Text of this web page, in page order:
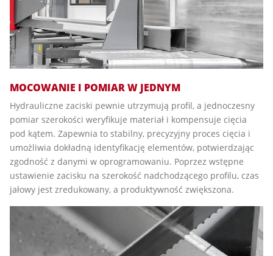
MOCOWANIE I POMIAR W JEDNYM
Hydrauliczne zaciski pewnie utrzymują profil, a jednoczesny
pomiar szerokości weryfikuje materiał i kompensuje cięcia
pod kątem. Zapewnia to stabilny, precyzyjny proces cięcia i
umożliwia dokładną identyfikację elementów, potwierdzając
zgodność z danymi w oprogramowaniu. Poprzez wstępne
ustawienie zacisku na szerokość nadchodzącego profilu, czas
jałowy jest zredukowany, a produktywność zwiększona.